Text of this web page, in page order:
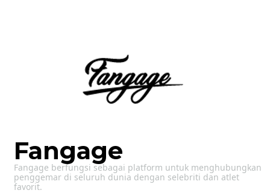
Fangage
Fangage berfungsi sebagai platform untuk menghubungkan
penggemar di seluruh dunia dengan selebriti dan atlet
favorit.